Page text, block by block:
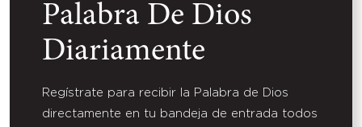
Palabra De Dios
Diariamente
Regístrate para recibir la Palabra de Dios
directamente en tu bandeja de entrada todos